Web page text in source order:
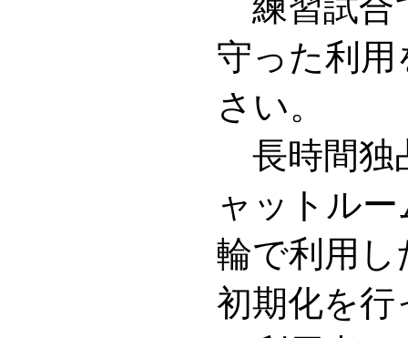
守った利
さい。
長時間独
ャットル
輪で利用
初期化を